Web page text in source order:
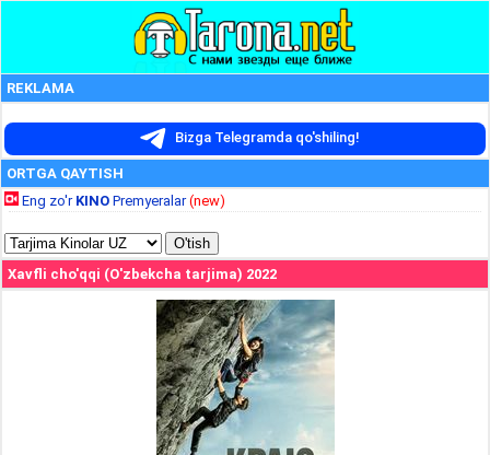
REKLAMA
Bizga Telegramda qo'shiling!
ORTGA QAYTISH
Eng zo'r KINO Premyeralar(new)
Xavfli cho'qqi (O'zbekcha tarjima) 2022